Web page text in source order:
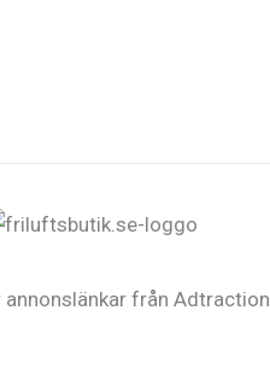
annonslänkar från Adtraction